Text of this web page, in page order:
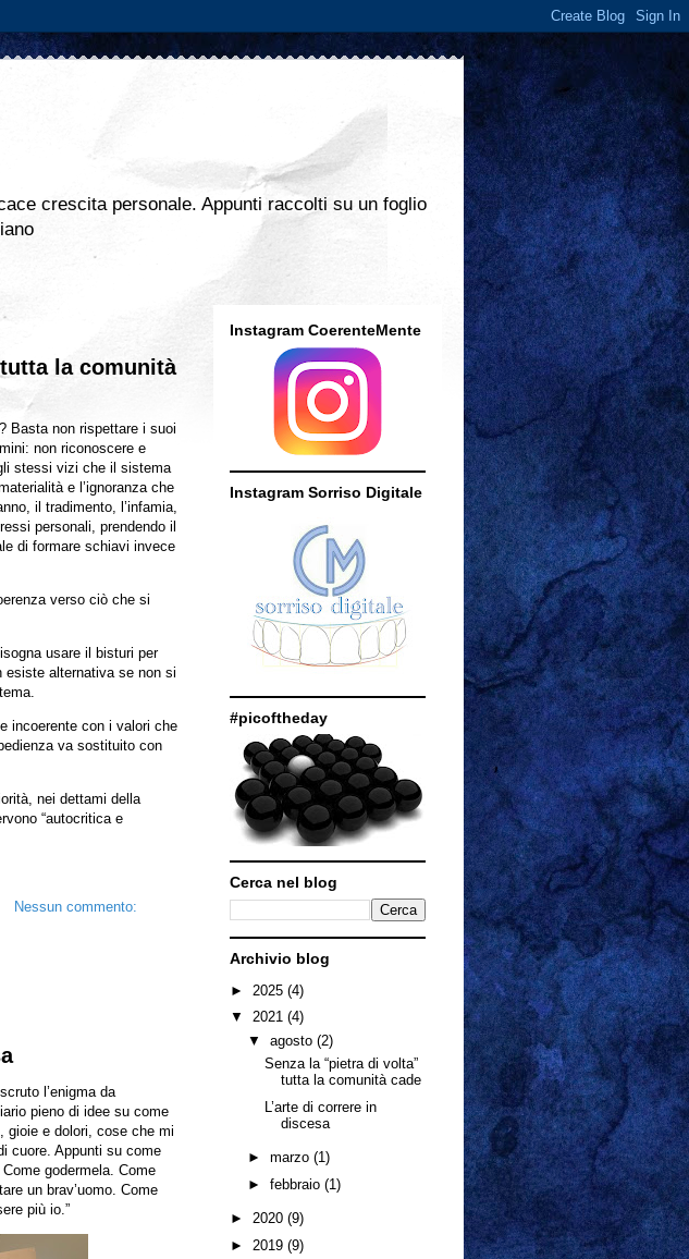
crescita personale. Appunti raccolti su un foglio
la comunità
Basta non rispettare i suoi
non riconoscere e
stessi vizi che il sistema
e l’ignoranza che
il tradimento, l’infamia,
personali, prendendo il
di formare schiavi invece
verso ciò che si
usare il bisturi per
esiste alternativa se non si
incoerente con i valori che
va sostituito con
nei dettami della
“autocritica e
Nessun commento:
l’enigma da
pieno di idee su come
gioie e dolori, cose che mi
cuore. Appunti su come
godermela. Come
un brav’uomo. Come
più io.”
Instagram CoerenteMente
Instagram Sorriso Digitale
#picoftheday
Cerca nel blog
Archivio blog
► 2025 (4)
▼ 2021 (4)
▼ agosto (2)
Senza la “pietra di volta”
tutta la comunità cade
L’arte di correre in
discesa
► marzo (1)
► febbraio (1)
► 2020 (9)
► 2019 (9)